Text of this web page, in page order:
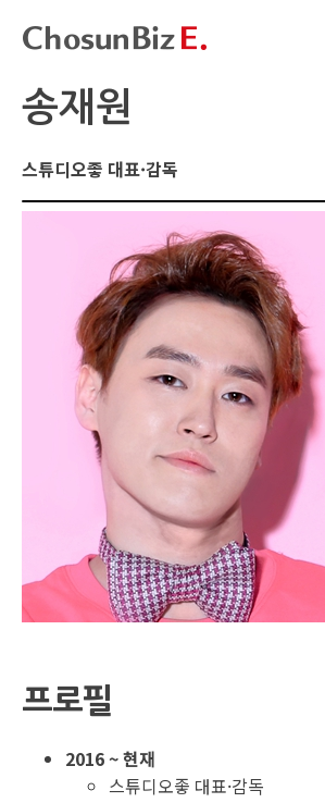
송재원
스튜디오좋 대표·감독
프로필
2016 ~ 현재
스튜디오좋 대표·감독